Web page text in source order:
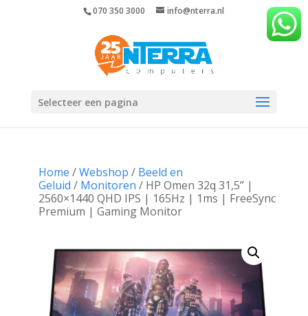
070 350 3000 info@nterra.nl
Selecteer een pagina
Home /Webshop / Beeld en
Geluid / Monitoren / HP Omen 32q 31,5” |
2560×1440 QHD IPS | 165Hz | 1ms | FreeSync
Premium | Gaming Monitor